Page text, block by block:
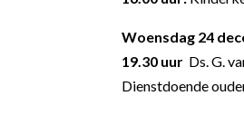
Woensdag 24
19.30 uur Ds. G.
Dienstdoende